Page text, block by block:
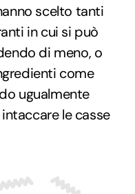
scelto tanti
in cui si può
di meno, o
come
ugualmente
le casse